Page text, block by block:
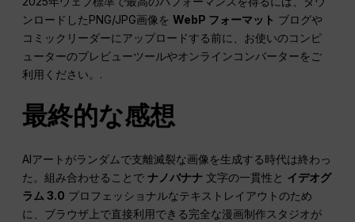
ンロードしたPNG/JPG画像をWebP フォーマット ブログや
コミックリーダーにアップロードする前に、お使いのコンピ
ューターのプレビューツールやオンラインコンバーターをご
利用ください。.
最終的な感想
AIアートがランダムで支離滅裂な画像を生成する時代は終わっ
た。組み合わせることでナノバナナ 文字の一貫性と イデオグ
ラム 3.0 プロフェッショナルなテキストレイアウトのため
に、ブラウザ上で直接利用できる完全な漫画制作スタジオが